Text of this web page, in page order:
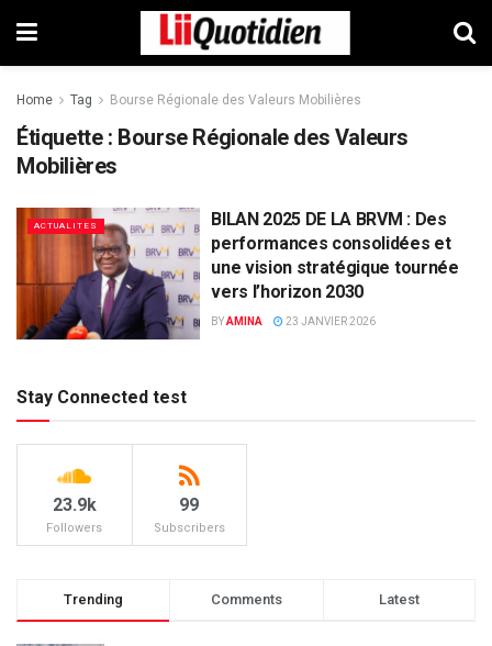
Home Tag Bourse Régionale des Valeurs Mobilières
Étiquette : Bourse Régionale des Valeurs
Mobilières
ACTUALITES
BILAN 2025 DE LA BRVM : Des
performances consolidées et
une vision stratégique tournée
vers l’horizon 2030
BYAMINA 23 JANVIER 2026
Stay Connected test
23.9k
Followers
99
Subscribers
Trending Comments Latest